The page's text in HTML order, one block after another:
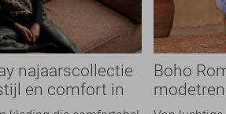
najaarscollectie
en comfort in
Boho
overal